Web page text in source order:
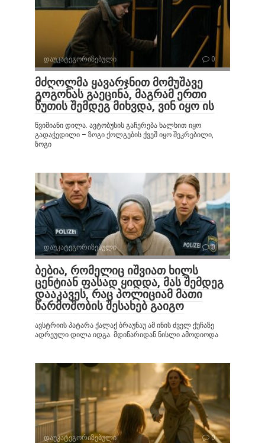
დაუკატეგორიზებული 0
მძღოლმა ყავარჯნით მომუშავე
გოგონას გაეცინა, მაგრამ ერთი
წუთის შემდეგ მიხვდა, ვინ იყო ის
წვიმიანი დილა. ავტობუსის გაჩერება ხალხით იყო
გადაჭედილი – ზოგი ქოლგების ქვეშ იყო შეკრებილი,
ზოგი
დაუკატეგორიზებული 0
ბებია, რომელიც იშვიათ ხილს
ცენტიან ფასად ყიდდა, მას შემდეგ
დააკავეს, რაც პოლიციამ მათი
წარმოშობის შესახებ გაიგო
ავსტრიის პატარა ქალაქ ბრაუნაუ ამ ინის ძველ ქუჩაზე
ადრეული დილა იდგა. მდინარიდან ნისლი ამოდიოდა
დაუკატეგორიზებული 0